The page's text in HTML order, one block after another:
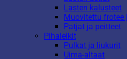
Lasten kalusteet
Muovitettu
Patjat ja peitteet
Pihaleikit
Pulkat ja liukurit
Uima-altaat